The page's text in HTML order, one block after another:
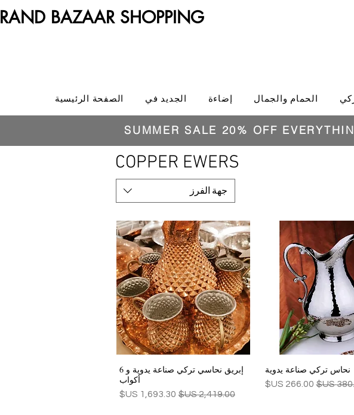
BAZAAR SHOPPING
الصفحة الرئيسية الجديد في إضاءة الحمام والجمال
SUMMER SALE 20% OFF
COPPER EWERS
جهة الفرز
العرض السريع
نحاس تركي صناعة يدوية
عادي سعر البيع
العرض السريع
إبريق نحاسي تركي صناعة يدوية و 6
أكواب
سعر عادي سعر البيع